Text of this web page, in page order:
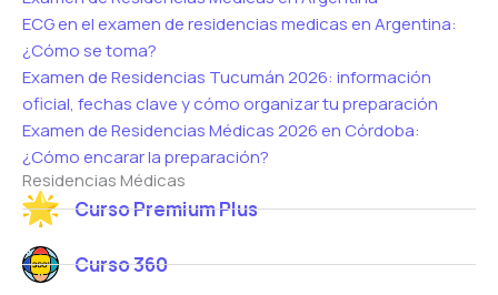
ECG en el examen de residencias medicas en Argentina:
¿Cómo se toma?
Examen de Residencias Tucumán 2026: información
oficial, fechas clave y cómo organizar tu preparación
Examen de Residencias Médicas 2026 en Córdoba:
¿Cómo encarar la preparación?
Residencias Médicas
Curso Premium Plus
Curso 360